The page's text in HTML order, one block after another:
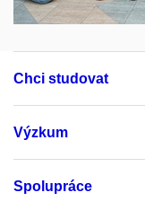
Chci studovat
Výzkum
Spolupráce